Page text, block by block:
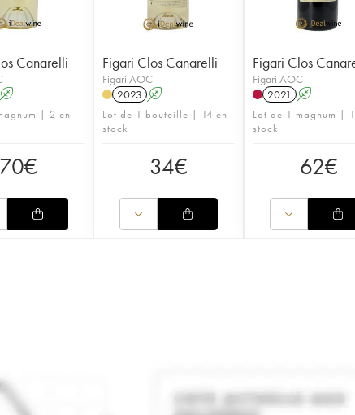
Canarelli
| 2 en
70€
Figari Clos Canarelli
Figari AOC
2023 A
Lot de 1 bouteille | 14 en
stock
34€
Figari Clos
Figari AOC
2021
A
Lot de 1 magnum |
stock
62€